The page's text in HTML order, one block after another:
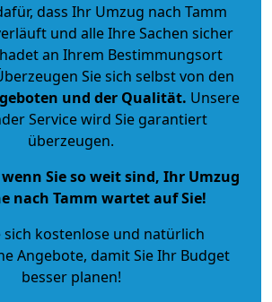
dass Ihr Umzug nach Tamm
und alle Ihre Sachen sicher
an Ihrem Bestimmungsort
Sie sich selbst von den
und der Qualität. Unsere
Service wird Sie garantiert
überzeugen.
Sie so weit sind, Ihr Umzug
nach Tamm wartet auf Sie!
sich kostenlose und natürlich
Angebote, damit Sie Ihr Budget
besser planen!